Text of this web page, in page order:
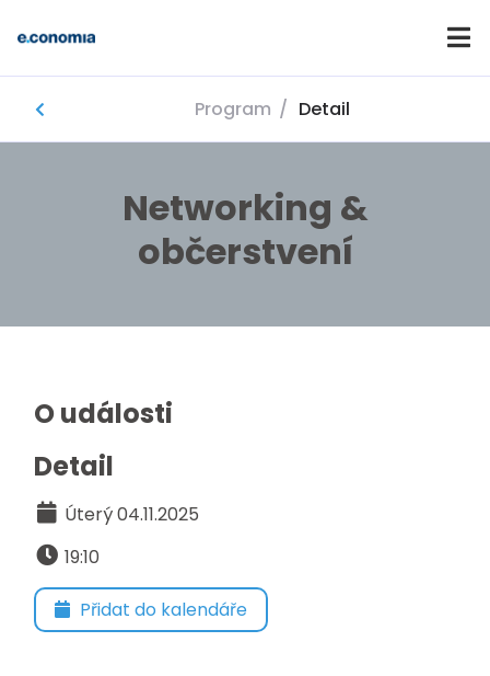
Program / Detail
Networking &
občerstvení
O události
Detail
Úterý 04.11.2025
19:10
Přidat do kalendáře